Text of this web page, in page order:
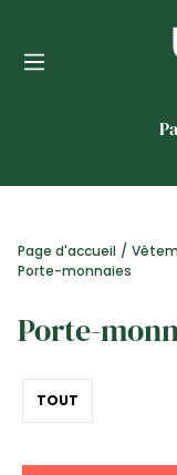
Page d'accueil /
Porte-monnaies
Porte-
TOUT